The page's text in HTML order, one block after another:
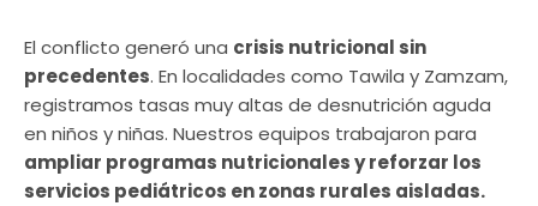
El conflicto generó una crisis nutricional sin
precedentes. En localidades como Tawila y Zamzam,
registramos tasas muy altas de desnutrición aguda
en niños y niñas. Nuestros equipos trabajaron para
ampliar programas nutricionales y reforzar los
servicios pediátricos en zonas rurales aisladas.